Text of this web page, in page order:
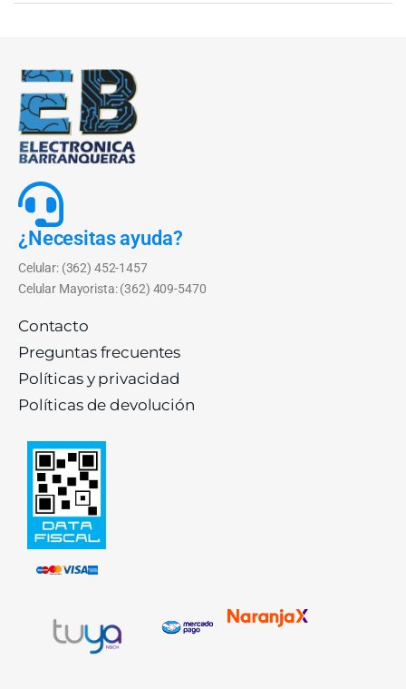
¿Necesitas ayuda?
Celular: (362) 452-1457
Celular Mayorista: (362) 409-5470
Contacto
Preguntas frecuentes
Políticas y privacidad
Políticas de devolución